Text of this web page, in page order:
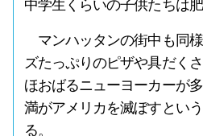
中学生くらいの子供たちは肥
マンハッタンの街中も同
ズたっぷりのピザや具だく
ほおばるニューヨーカーが
満がアメリカを滅ぼすとい
る。